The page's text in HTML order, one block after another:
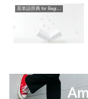
英単語辞典 for Beginners